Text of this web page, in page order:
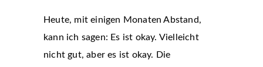
Heute, mit einigen Monaten Abstand,
kann ich sagen: Es ist okay. Vielleicht
nicht gut, aber es ist okay. Die